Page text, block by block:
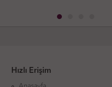
Hızlı Erişim